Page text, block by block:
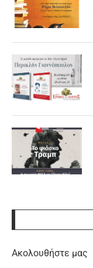
Ακολουθήστε μας